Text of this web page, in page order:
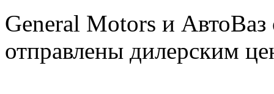
General Motors и АвтоВаз
отправлены дилерским